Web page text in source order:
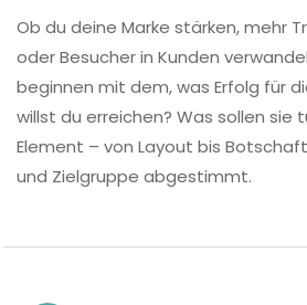
Ob du deine Marke stärken, mehr
oder Besucher in Kunden
beginnen mit dem, was Erfolg für
willst du erreichen? Was sollen sie
Element – von Layout bis
und Zielgruppe abgestimmt.